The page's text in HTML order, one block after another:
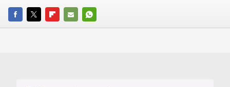
FACEBOOKTWITTERFLIPBOARD
E-
WHATSAPP